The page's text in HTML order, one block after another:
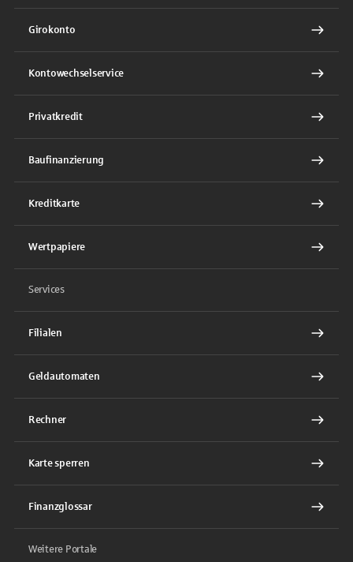
Girokonto
Kontowechselservice
Privatkredit
Baufinanzierung
Kreditkarte
Wertpapiere
Services
Filialen
Geldautomaten
Rechner
Karte sperren
Finanzglossar
Weitere Portale